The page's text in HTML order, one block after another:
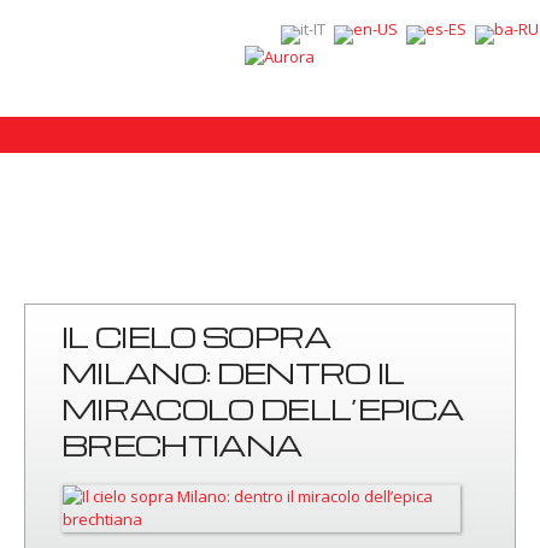
IL CIELO SOPRA
MILANO: DENTRO IL
MIRACOLO DELL’EPICA
BRECHTIANA